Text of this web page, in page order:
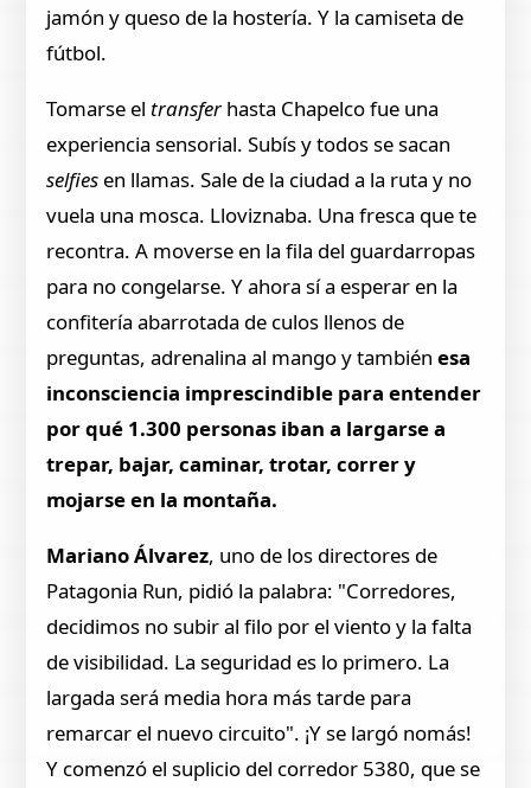
jamón y queso de la hostería. Y la camiseta de
fútbol.
Tomarse el transfer hasta Chapelco fue una
experiencia sensorial. Subís y todos se sacan
selfies en llamas. Sale de la ciudad a la ruta y no
vuela una mosca. Lloviznaba. Una fresca que te
recontra. A moverse en la fila del guardarropas
para no congelarse. Y ahora sí a esperar en la
confitería abarrotada de culos llenos de
preguntas, adrenalina al mango y tambiénesa
inconsciencia imprescindible para entender
por qué 1.300 personas iban a largarse a
trepar, bajar, caminar, trotar, correr y
mojarse en la montaña.
Mariano Álvarez, uno de los directores de
Patagonia Run, pidió la palabra: "Corredores,
decidimos no subir al filo por el viento y la falta
de visibilidad. La seguridad es lo primero. La
largada será media hora más tarde para
remarcar el nuevo circuito". ¡Y se largó nomás!
Y comenzó el suplicio del corredor 5380, que se